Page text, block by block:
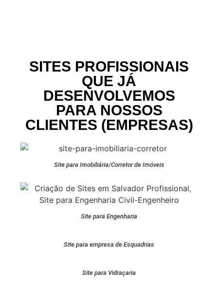
SITES PROFISSIONAIS
QUE JÁ
DESENVOLVEMOS
PARA NOSSOS
CLIENTES (EMPRESAS)
Site para Imobiliária/Corretor de Imóveis
Site para Engenharia
Site para empresa de Esquadrias
Site para Vidraçaria